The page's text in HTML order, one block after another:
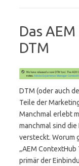
Das
DTM
DTM (oder auch
Teile der
Manchmal erlebt
manchmal sind
versteckt. Worum
„AEM
primär der